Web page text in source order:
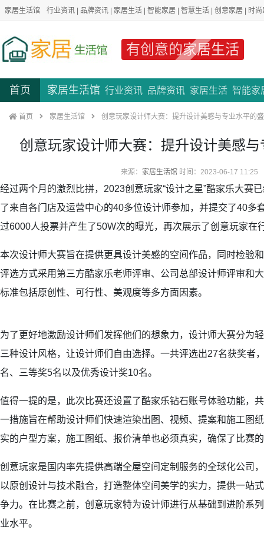
家居生活馆 行业资讯 | 品牌资讯 | 家居生活 | 智能家居 | 智慧生活 | 创意家居 | 时
有创意的家居生活
首页 家居生活馆 行业资讯 品牌资讯 家居生活 智能家
首页 家居生活馆 创意玩家设计师大赛：提升设计美感与专业水平的
创意玩家设计师大赛：提升设计美感
来源： 家居生活馆时间：2023-06-17 11:25
经过两个月的激烈比拼，2023创意玩家“设计之星”酷家乐大赛
了来自各门店及运营中心的40多位设计师参加，并提交了40多
过6000人投票并产生了50W次的曝光，再次展示了创意玩家在
本次设计师大赛旨在提供更具设计美感的空间作品，同时检验
评选方式采用第三方酷家乐老师评审、公司总部设计师评审和
标准包括原创性、可行性、美观度等多方面因素。
为了更好地激励设计师们发挥他们的想象力，设计师大赛分为
三种设计风格，让设计师们自由选择。一共评选出27名获奖者
名、三等奖5名以及优秀设计奖10名。
值得一提的是，此次比赛还设置了酷家乐钻石账号体验功能，
一措施旨在帮助设计师们快速渲染出图、视频、提案和施工图
实的户型方案，施工图纸、报价清单也必须真实，确保了比赛
创意玩家是国内率先提供高端全屋空间定制服务的全球化公司
以原创设计与技术融合，打造整体空间美学的实力，提供一站
争力。在比赛之前，创意玩家特为设计师进行从基础到进阶系
业水平。